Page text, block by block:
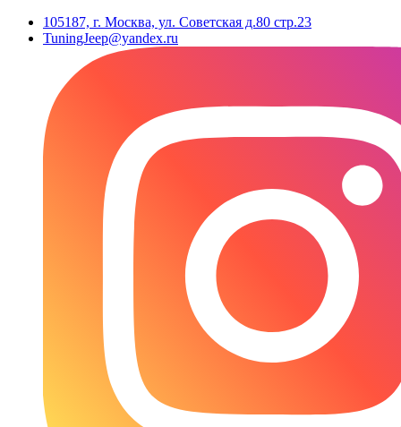
105187, г. Москва, ул. Советская д.80 стр.23
TuningJeep@yandex.ru